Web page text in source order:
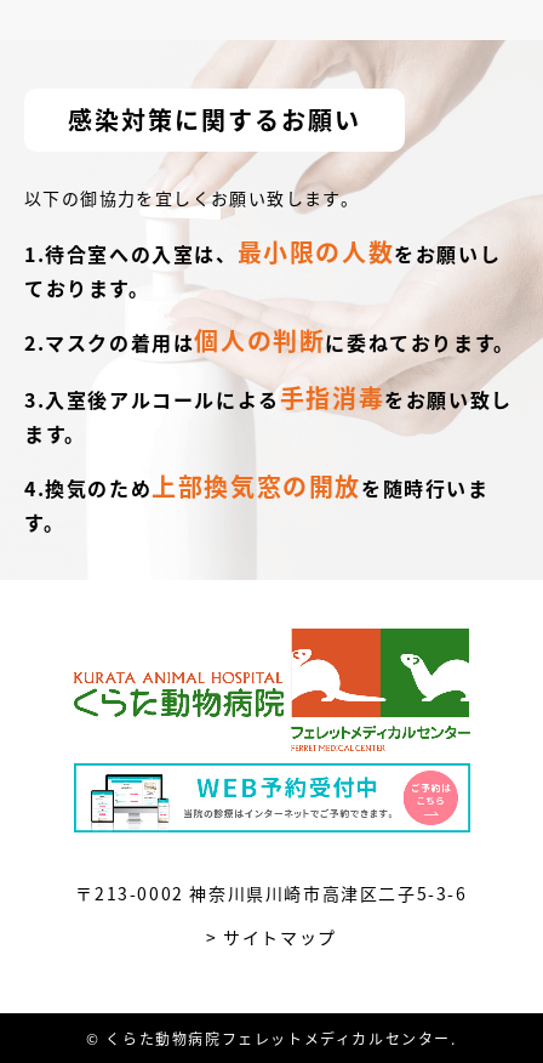
感染対策に関するお願い
以下の御協力を宜しくお願い致します。
1.待合室への入室は、 最小限の人数をお願いし
ております。
2.マスクの着用は個人の判断に委ねております。
3.入室後アルコールによる手指消毒をお願い致し
ます。
4.換気のため上部換気窓の開放を随時行いま
す。
〒213-0002 神奈川県川崎市高津区二子5-3-6
> サイトマップ
© くらた動物病院フェレットメディカルセンター.